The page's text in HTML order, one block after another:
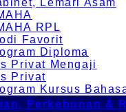
Lemari Asam
RPL
Favorit
Diploma
Privat Mengaji
Privat
Kursus
Perkebunan &